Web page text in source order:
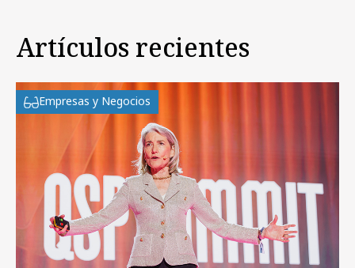
Artículos recientes
Empresas y Negocios